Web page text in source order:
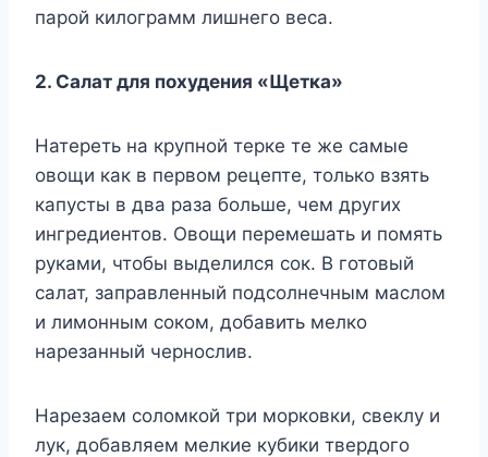
парой килограмм лишнего веса.
2. Салат для похудения «Щетка»
Натереть на крупной терке те же самые
овощи как в первом рецепте, только взять
капусты в два раза больше, чем других
ингредиентов. Овощи перемешать и помять
руками, чтобы выделился сок. В готовый
салат, заправленный подсолнечным маслом
и лимонным соком, добавить мелко
нарезанный чернослив.
Нарезаем соломкой три морковки, свеклу и
лук, добавляем мелкие кубики твердого